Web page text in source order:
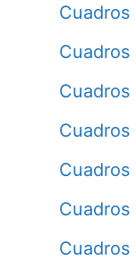
Cuadros
Cuadros